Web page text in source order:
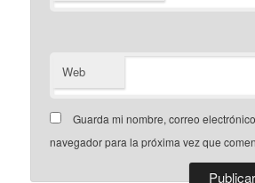
Web
Guarda mi nombre, correo
navegador para la próxima vez que